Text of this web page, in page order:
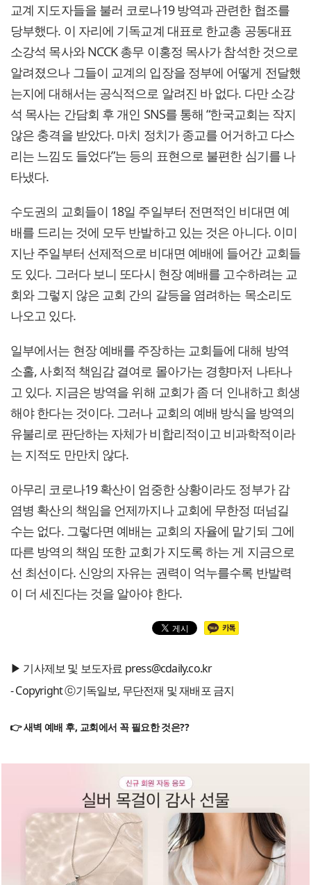
교계 지도자들을 불러 코로나19 방역과 관련한 협조를
당부했다. 이 자리에 기독교계 대표로 한교총 공동대표
소강석 목사와 NCCK 총무 이홍정 목사가 참석한 것으로
알려졌으나 그들이 교계의 입장을 정부에 어떻게 전달했
는지에 대해서는 공식적으로 알려진 바 없다. 다만 소강
석 목사는 간담회 후 개인 SNS를 통해 “한국교회는 작지
않은 충격을 받았다. 마치 정치가 종교를 어거하고 다스
리는 느낌도 들었다”는 등의 표현으로 불편한 심기를 나
타냈다.
수도권의 교회들이 18일 주일부터 전면적인 비대면 예
배를 드리는 것에 모두 반발하고 있는 것은 아니다. 이미
지난 주일부터 선제적으로 비대면 예배에 들어간 교회들
도 있다. 그러다 보니 또다시 현장 예배를 고수하려는 교
회와 그렇지 않은 교회 간의 갈등을 염려하는 목소리도
나오고 있다.
일부에서는 현장 예배를 주장하는 교회들에 대해 방역
소홀, 사회적 책임감 결여로 몰아가는 경향마저 나타나
고 있다. 지금은 방역을 위해 교회가 좀 더 인내하고 희생
해야 한다는 것이다. 그러나 교회의 예배 방식을 방역의
유불리로 판단하는 자체가 비합리적이고 비과학적이라
는 지적도 만만치 않다.
아무리 코로나19 확산이 엄중한 상황이라도 정부가 감
염병 확산의 책임을 언제까지나 교회에 무한정 떠넘길
수는 없다. 그렇다면 예배는 교회의 자율에 맡기되 그에
따른 방역의 책임 또한 교회가 지도록 하는 게 지금으로
선 최선이다. 신앙의 자유는 권력이 억누를수록 반발력
이 더 세진다는 것을 알아야 한다.
▶ 기사제보 및 보도자료 press@cdaily.co.kr
- Copyright ⓒ기독일보, 무단전재 및 재배포 금지
👉 새벽 예배 후, 교회에서 꼭 필요한 것은??